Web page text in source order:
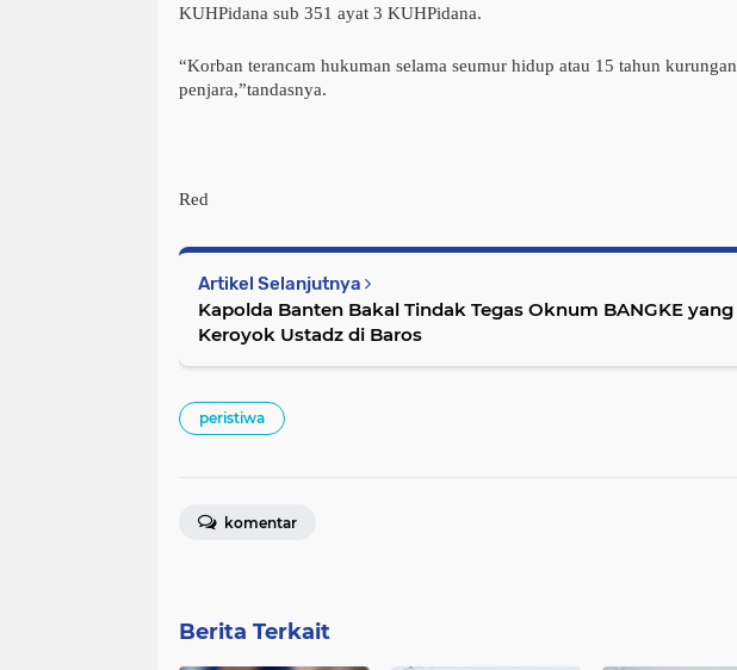
KUHPidana sub 351 ayat 3 KUHPidana.
“Korban terancam hukuman selama seumur hidup atau 15 tahun kurungan
penjara,”tandasnya.
Red
Artikel Selanjutnya
Kapolda Banten Bakal Tindak Tegas Oknum BANGKE yang
Keroyok Ustadz di Baros
peristiwa
komentar
Berita Terkait